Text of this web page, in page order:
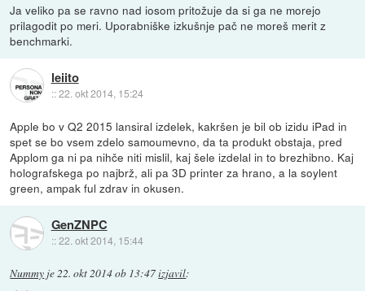
Ja veliko pa se ravno nad iosom pritožuje da si ga ne morejo
prilagodit po meri. Uporabniške izkušnje pač ne moreš merit z
benchmarki.
leiito
::22. okt 2014, 15:24
Apple bo v Q2 2015 lansiral izdelek, kakršen je bil ob izidu iPad in
spet se bo vsem zdelo samoumevno, da ta produkt obstaja, pred
Applom ga ni pa nihče niti mislil, kaj šele izdelal in to brezhibno. Kaj
holografskega po najbrž, ali pa 3D printer za hrano, a la soylent
green, ampak ful zdrav in okusen.
GenZNPC
::22. okt 2014, 15:44
Nummy je22. okt 2014 ob 13:47izjavil: